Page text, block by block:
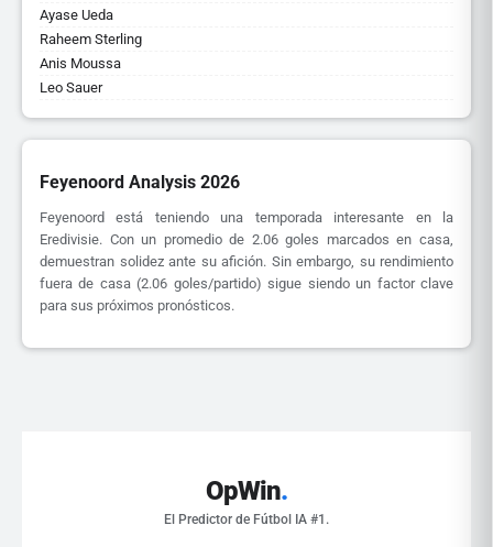
Ayase Ueda
Raheem Sterling
Anis Moussa
Leo Sauer
Feyenoord Analysis 2026
Feyenoord está teniendo una temporada interesante en la
Eredivisie. Con un promedio de 2.06 goles marcados en casa,
demuestran solidez ante su afición. Sin embargo, su rendimiento
fuera de casa (2.06 goles/partido) sigue siendo un factor clave
para sus próximos pronósticos.
OpWin.
El Predictor de Fútbol IA #1.